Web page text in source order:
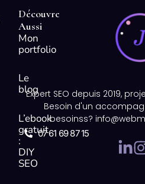
Expert SEO depuis 2019,
Besoin d'un
besoinss?
07 61 69 87 15
L I
Découvre
Aussi
Mon
portfolio
Le
blog
L’ebook
gratuit
:
DIY
SEO